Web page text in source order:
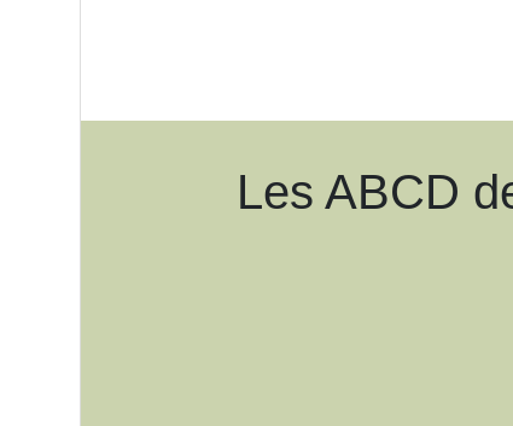
Les ABCD